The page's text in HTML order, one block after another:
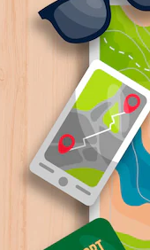
La piattaforma
migliori lavori.
creativi,
Italiano